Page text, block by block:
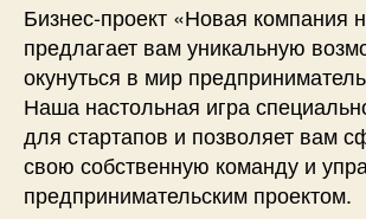
Бизнес-проект «Новая компания
предлагает вам уникальную
окунуться в мир
Наша настольная игра
для стартапов и позволяет вам
свою собственную команду и
предпринимательским проектом.